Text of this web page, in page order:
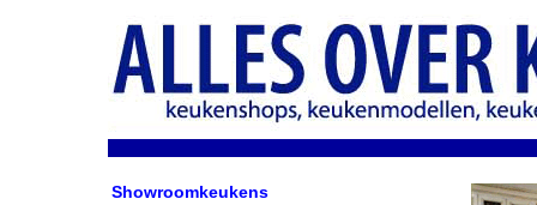
Showroomkeukens